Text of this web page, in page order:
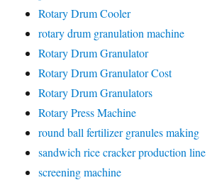
Rotary Drum Cooler
rotary drum granulation machine
Rotary Drum Granulator
Rotary Drum Granulator Cost
Rotary Drum Granulators
Rotary Press Machine
round ball fertilizer granules making
sandwich rice cracker production line
screening machine